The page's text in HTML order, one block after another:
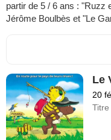
partir de 5 / 6 ans : "Ruzz
Jérôme Boulbès et "Le
Le
20